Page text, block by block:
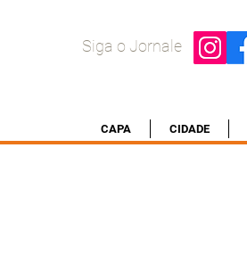
Siga o Jornale
CAPA CIDADE